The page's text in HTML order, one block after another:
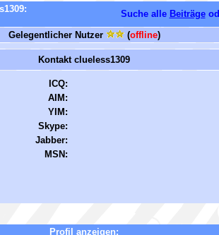
Suche alle Beiträge
Gelegentlicher Nutzer
(offline)
Kontakt clueless1309
ICQ:
AIM:
YIM:
Skype:
Jabber:
MSN:
Profil anzeigen: